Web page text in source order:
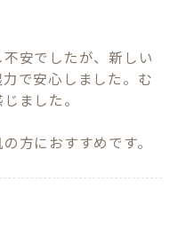
安でしたが、新しい
で安心しました。む
ました。
方におすすめです。